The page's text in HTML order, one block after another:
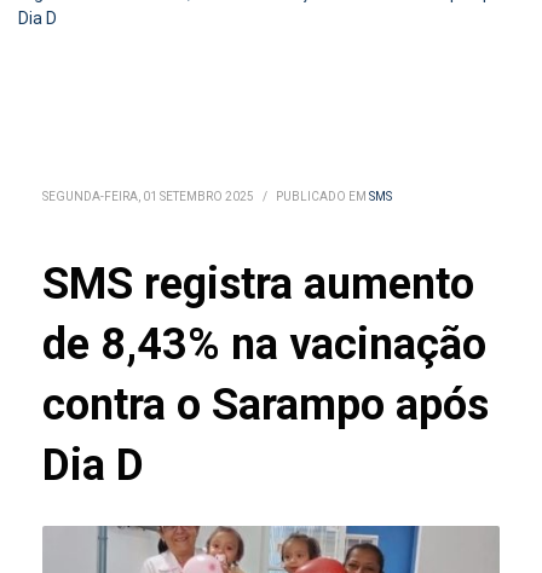
Dia D
SEGUNDA-FEIRA, 01 SETEMBRO 2025 / PUBLICADO EM SMS
SMS registra aumento
de 8,43% na vacinação
contra o Sarampo após
Dia D